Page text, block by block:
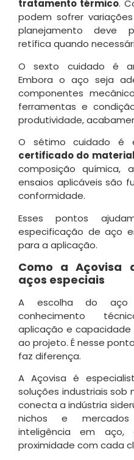
tratamento térmico.
podem sofrer
planejamento deve
retífica quando
O sexto cuidado é
Embora o aço seja
componentes
ferramentas e
produtividade,
O sétimo cuidado é
certificado do material
composição química,
ensaios aplicáveis são
conformidade.
Esses pontos
especificação de aço
para a aplicação.
Como a Açovisa
aços especiais
A escolha do aço
conhecimento
aplicação e
ao projeto. É nesse
faz diferença.
A Açovisa é
soluções industriais sob
conecta a indústria
nichos e mercados
inteligência em aço,
proximidade com cada